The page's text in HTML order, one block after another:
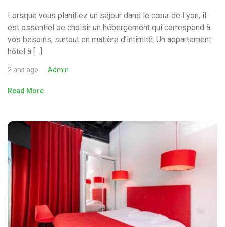
Lorsque vous planifiez un séjour dans le cœur de Lyon, il
est essentiel de choisir un hébergement qui correspond à
vos besoins, surtout en matière d’intimité. Un appartement
hôtel à […]
2 ans ago Admin
Read More